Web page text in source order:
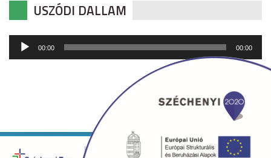
USZÓDI DALLAM
Audió
lejátszó
00:00 00:00
Copyright © 2026 uszod.hu Minden jog fenntartva. •